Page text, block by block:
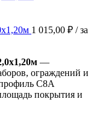
1 015,00 ₽ / за
—
ограждений и
С8А
покрытия и